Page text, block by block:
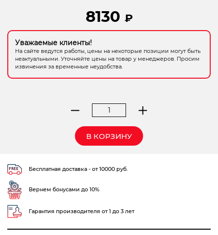
8130 ₽
Уважаемые клиенты!
На сайте ведутся работы, цены на некоторые позиции могут быть
неактуальными. Уточняйте цены на товар у менеджеров. Просим
извинения за временные неудобства.
Количество
дождеватель
Gardena
350/3
В КОРЗИНУ
Бесплатная доставка - от 10000 руб.
Вернем бонусами до 10%
Гарантия производителя от 1 до 3 лет